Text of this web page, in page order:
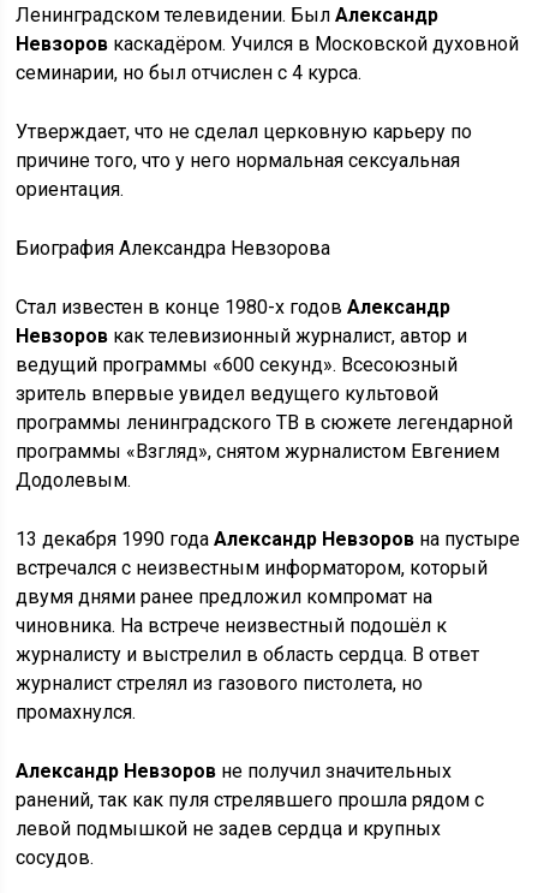
Ленинградском телевидении. БылАлександр
Невзоров каскадёром. Учился в Московской духовной
семинарии, но был отчислен с 4 курса.
Утверждает, что не сделал церковную карьеру по
причине того, что у него нормальная сексуальная
ориентация.
Биография Александра Невзорова
Стал известен в конце 1980-х годовАлександр
Невзоров как телевизионный журналист, автор и
ведущий программы «600 секунд». Всесоюзный
зритель впервые увидел ведущего культовой
программы ленинградского ТВ в сюжете легендарной
программы «Взгляд», снятом журналистом Евгением
Додолевым.
13 декабря 1990 годаАлександр Невзоров на пустыре
встречался с неизвестным информатором, который
двумя днями ранее предложил компромат на
чиновника. На встрече неизвестный подошёл к
журналисту и выстрелил в область сердца. В ответ
журналист стрелял из газового пистолета, но
промахнулся.
Александр Невзоров не получил значительных
ранений, так как пуля стрелявшего прошла рядом с
левой подмышкой не задев сердца и крупных
сосудов.